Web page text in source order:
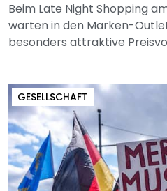
Beim Late Night Shopping
warten in den Marken-
besonders attraktive
GESELLSCHAFT